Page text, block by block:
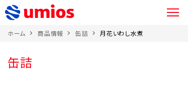
ホーム 商品情報 缶詰 月花いわし水煮
缶詰